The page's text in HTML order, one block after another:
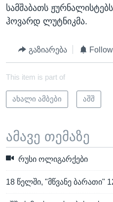
სამშაბათს
ჰოვარდ ლუტნიკმა.
გაზიარება
This item is part of
ახალი ამბები აშშ
ამავე თემაზე
რუსი ოლიგარქები
18 წელში, "მწვანე ბარათი"